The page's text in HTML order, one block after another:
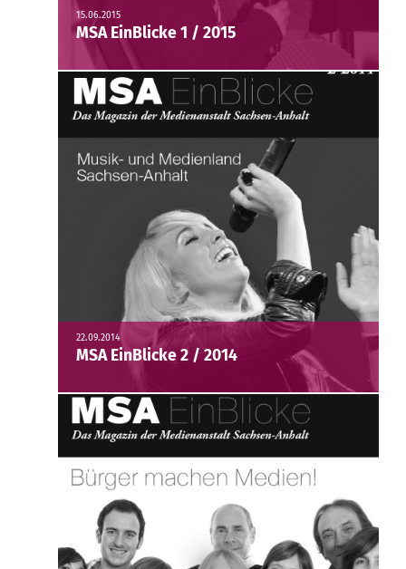
15.06.2015
MSA EinBlicke 1 / 2015
22.09.2014
MSA EinBlicke 2 / 2014